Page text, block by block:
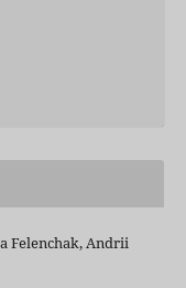
Felenchak, Andrii